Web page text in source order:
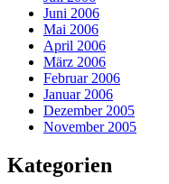
Juni 2006
Mai 2006
April 2006
März 2006
Februar 2006
Januar 2006
Dezember 2005
November 2005
Kategorien